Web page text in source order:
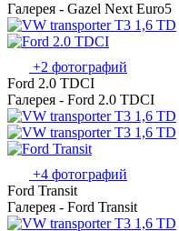
Галерея - Gazel Next Euro5
+2 фотографий
Ford 2.0 TDCI
Галерея - Ford 2.0 TDCI
+4 фотографий
Ford Transit
Галерея - Ford Transit